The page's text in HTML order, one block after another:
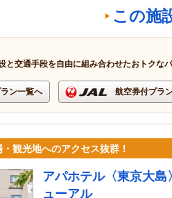
この施
と交通手段を自由に組み合わせたおトクな
ン一覧へ 航空券付プラ
観光地へのアクセス抜群！
アパホテル〈東京大
ューアル